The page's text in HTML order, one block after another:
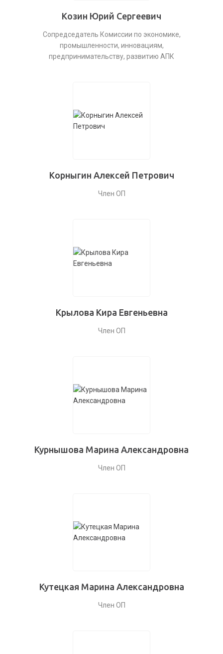
Козин Юрий Сергеевич
Сопредседатель Комиссии по экономике,
промышленности, инновациям,
предпринимательству, развитию АПК
Корныгин Алексей Петрович
Член ОП
Крылова Кира Евгеньевна
Член ОП
Курнышова Марина Александровна
Член ОП
Кутецкая Марина Александровна
Член ОП